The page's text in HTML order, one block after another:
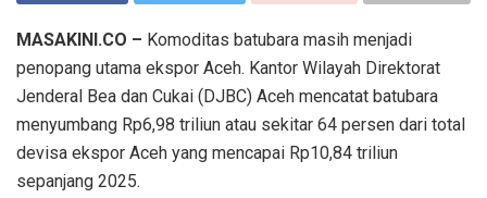
MASAKINI.CO – Komoditas batubara masih menjadi
penopang utama ekspor Aceh. Kantor Wilayah Direktorat
Jenderal Bea dan Cukai (DJBC) Aceh mencatat batubara
menyumbang Rp6,98 triliun atau sekitar 64 persen dari total
devisa ekspor Aceh yang mencapai Rp10,84 triliun
sepanjang 2025.